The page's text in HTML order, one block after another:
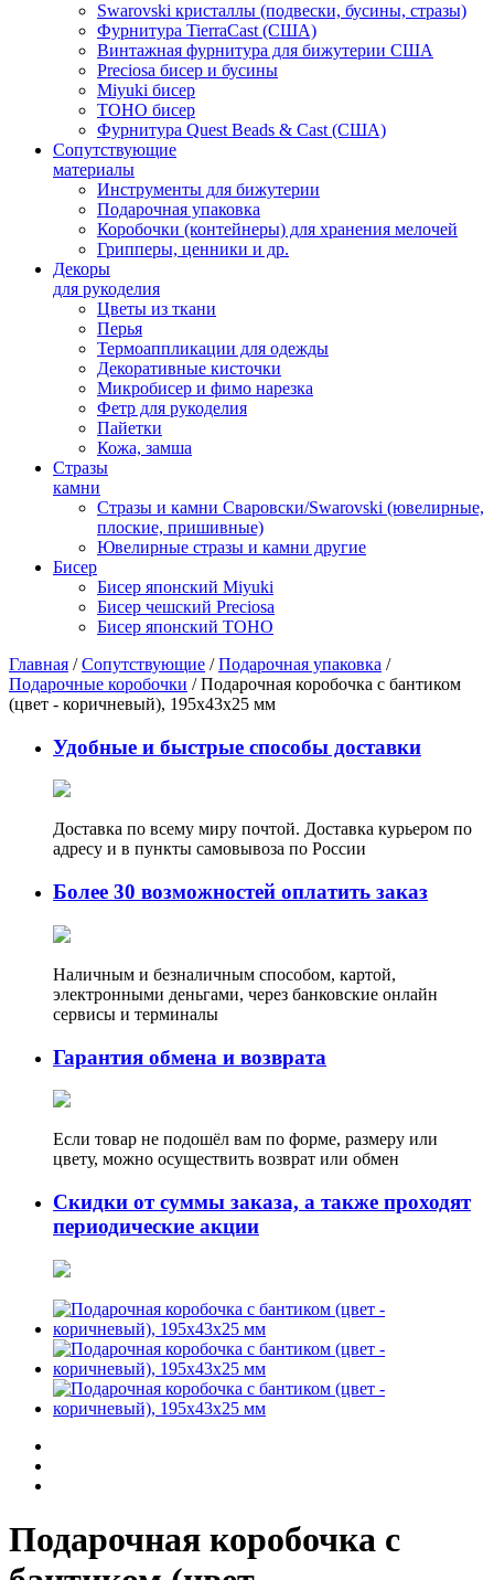
Swarovski кристаллы (подвески, бусины, стразы)
Фурнитура TierraCast (США)
Винтажная фурнитура для бижутерии США
Preciosa бисер и бусины
Miyuki бисер
TOHO бисер
Фурнитура Quest Beads & Cast (США)
Сопутствующие
материалы
Инструменты для бижутерии
Подарочная упаковка
Коробочки (контейнеры) для хранения мелочей
Грипперы, ценники и др.
Декоры
для рукоделия
Цветы из ткани
Перья
Термоаппликации для одежды
Декоративные кисточки
Микробисер и фимо нарезка
Фетр для рукоделия
Пайетки
Кожа, замша
Стразы
камни
Стразы и камни Сваровски/Swarovski (ювелирные,
плоские, пришивные)
Ювелирные стразы и камни другие
Бисер
Бисер японский Miyuki
Бисер чешский Preciosa
Бисер японский TOHO
Главная /Сопутствующие /Подарочная упаковка /
Подарочные коробочки / Подарочная коробочка с бантиком
(цвет - коричневый), 195х43х25 мм
Удобные и быстрые способы доставки
Доставка по всему миру почтой. Доставка курьером по
адресу и в пункты самовывоза по России
Более 30 возможностей оплатить заказ
Наличным и безналичным способом, картой,
электронными деньгами, через банковские онлайн
сервисы и терминалы
Гарантия обмена и возврата
Если товар не подошёл вам по форме, размеру или
цвету, можно осуществить возврат или обмен
Скидки от суммы заказа, а также проходят
периодические акции
Подарочная коробочка с